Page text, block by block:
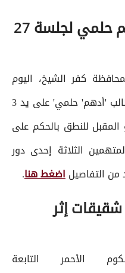
حجز قضية الصغير أدهم حلمي لجلسة 27
كفر الشيخ، اليوم
الأحد، حجز قضية إنهاء حياة الطالب 'أدهم' حلمي' على يد 3
لجلسة يوم 27 يوليو المقبل للنطق بالحكم على
الثلاثة إحدى دور
من التفاصيلاضغط هنا.
3 فتيات شقيقات إثر
الأحمر التابعة